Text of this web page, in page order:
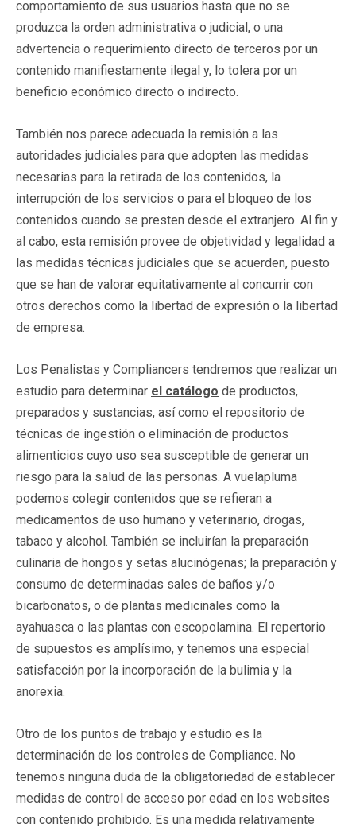
comportamiento de sus usuarios hasta que no se
produzca la orden administrativa o judicial, o una
advertencia o requerimiento directo de terceros por un
contenido manifiestamente ilegal y, lo tolera por un
beneficio económico directo o indirecto.
También nos parece adecuada la remisión a las
autoridades judiciales para que adopten las medidas
necesarias para la retirada de los contenidos, la
interrupción de los servicios o para el bloqueo de los
contenidos cuando se presten desde el extranjero. Al fin y
al cabo, esta remisión provee de objetividad y legalidad a
las medidas técnicas judiciales que se acuerden, puesto
que se han de valorar equitativamente al concurrir con
otros derechos como la libertad de expresión o la libertad
de empresa.
Los Penalistas y Compliancers tendremos que realizar un
estudio para determinar el catálogo de productos,
preparados y sustancias, así como el repositorio de
técnicas de ingestión o eliminación de productos
alimenticios cuyo uso sea susceptible de generar un
riesgo para la salud de las personas. A vuelapluma
podemos colegir contenidos que se refieran a
medicamentos de uso humano y veterinario, drogas,
tabaco y alcohol. También se incluirían la preparación
culinaria de hongos y setas alucinógenas; la preparación y
consumo de determinadas sales de baños y/o
bicarbonatos, o de plantas medicinales como la
ayahuasca o las plantas con escopolamina. El repertorio
de supuestos es amplísimo, y tenemos una especial
satisfacción por la incorporación de la bulimia y la
anorexia.
Otro de los puntos de trabajo y estudio es la
determinación de los controles de Compliance. No
tenemos ninguna duda de la obligatoriedad de establecer
medidas de control de acceso por edad en los websites
con contenido prohibido. Es una medida relativamente